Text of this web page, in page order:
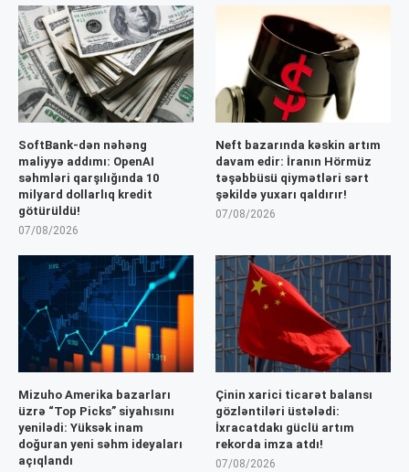
SoftBank-dən nəhəng
maliyyə addımı: OpenAI
səhmləri qarşılığında 10
milyard dollarlıq kredit
götürüldü!
07/08/2026
Neft bazarında kəskin artım
davam edir: İranın Hörmüz
təşəbbüsü qiymətləri sərt
şəkildə yuxarı qaldırır!
07/08/2026
Mizuho Amerika bazarları
üzrə “Top Picks” siyahısını
yenilədi: Yüksək inam
doğuran yeni səhm ideyaları
açıqlandı
Çinin xarici ticarət balansı
gözləntiləri üstələdi:
İxracatdakı güclü artım
rekorda imza atdı!
07/08/2026